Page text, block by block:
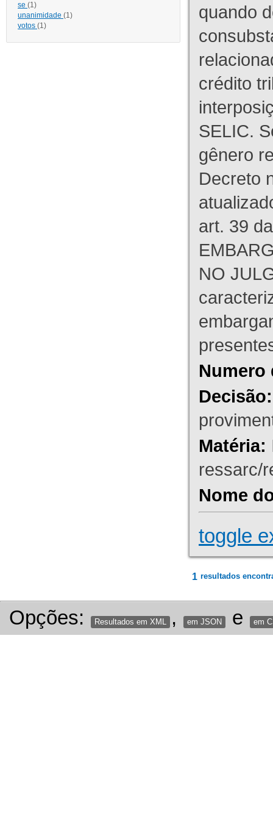
se (1)
unanimidade (1)
votos (1)
quando
crédito
SELIC.
gênero
Decreto
art. 39
NO
Numero
Decisão:
Matéria:
ressarc/
Nome
toggle
1 resultados
Opções: Resultados em XML , em JSON e em